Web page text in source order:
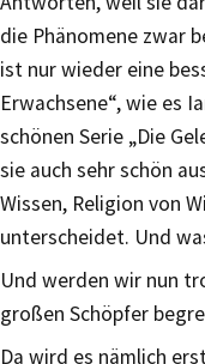
die Phänomene zwar
ist nur wieder eine
Erwachsene“, wie es
schönen Serie „Die
sie auch sehr schön
Wissen, Religion von
unterscheidet. Und
Und werden wir nun
großen Schöpfer
Da wird es nämlich